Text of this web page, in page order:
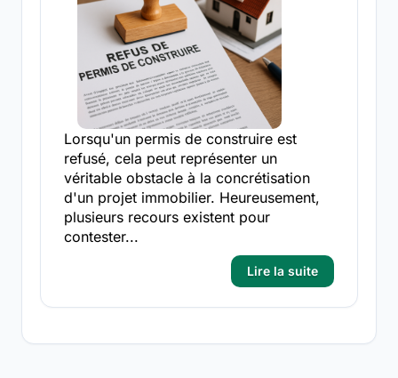
Lorsqu'un permis de construire est
refusé, cela peut représenter un
véritable obstacle à la concrétisation
d'un projet immobilier. Heureusement,
plusieurs recours existent pour
contester...
Lire la suite